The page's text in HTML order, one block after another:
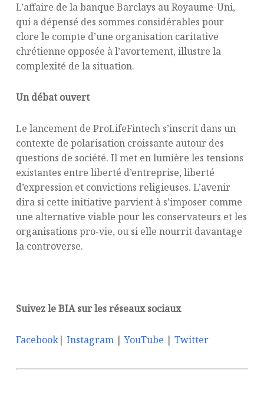
L’affaire de la banque Barclays au Royaume-Uni,
qui a dépensé des sommes considérables pour
clore le compte d’une organisation caritative
chrétienne opposée à l’avortement, illustre la
complexité de la situation.
Un débat ouvert
Le lancement de ProLifeFintech s’inscrit dans un
contexte de polarisation croissante autour des
questions de société. Il met en lumière les tensions
existantes entre liberté d’entreprise, liberté
d’expression et convictions religieuses. L’avenir
dira si cette initiative parvient à s’imposer comme
une alternative viable pour les conservateurs et les
organisations pro-vie, ou si elle nourrit davantage
la controverse.
Suivez le BIA sur les réseaux sociaux
Facebook| Instagram|YouTube | Twitter